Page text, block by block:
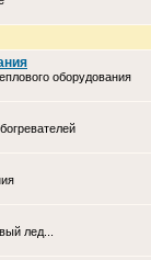
оборудования
лед...